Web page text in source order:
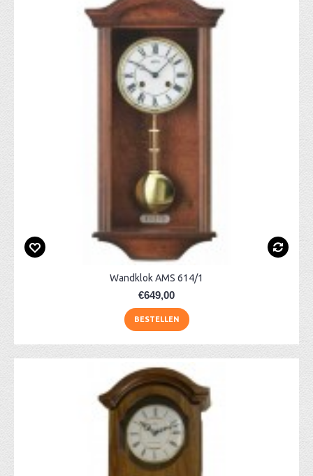
Wandklok AMS 614/1
€649,00
BESTELLEN